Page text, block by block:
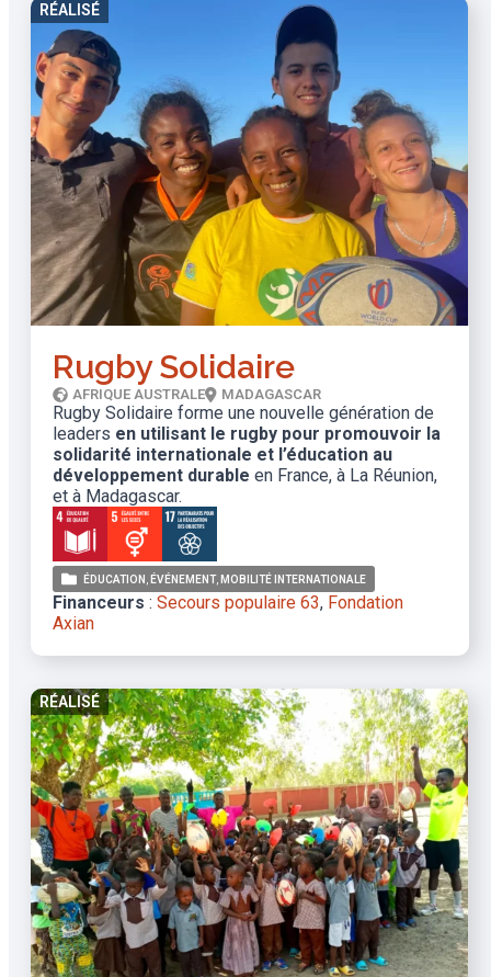
RÉALISÉ
Rugby Solidaire
AFRIQUE AUSTRALE MADAGASCAR
Rugby Solidaire forme une nouvelle génération de
leaders en utilisant le rugby pour promouvoir la
solidarité internationale et l’éducation au
développement durable en France, à La Réunion,
et à Madagascar.
ÉDUCATION ÉVÉNEMENT MOBILITÉ INTERNATIONALE
Financeurs : Secours populaire 63, Fondation
Axian
RÉALISÉ